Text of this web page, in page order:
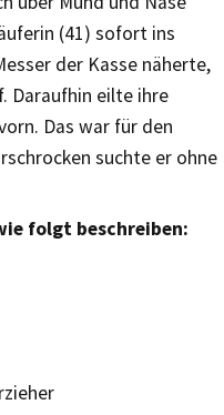
(41) sofort ins
der Kasse näherte,
Daraufhin eilte ihre
Das war für den
suchte er ohne
folgt beschreiben: